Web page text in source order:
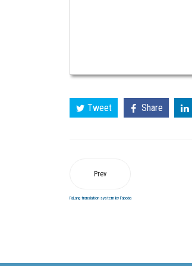
Tweet Share
Prev
FaLang translation system by Faboba